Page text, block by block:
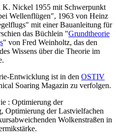
K. Nickel 1955 mit Schwerpunkt
Wellenflügen", 1963 von Heinz
mit einer Bauanleitung für
das Büchlein "Grundtheorie
" von Fred Weinholtz, das den
Wissens über die Theorie im
Entwicklung ist in den OSTIV
Soaring Magazin zu verfolgen.
: Optimierung der
Optimierung der Lastvielfachen
Wolkenstraßen in